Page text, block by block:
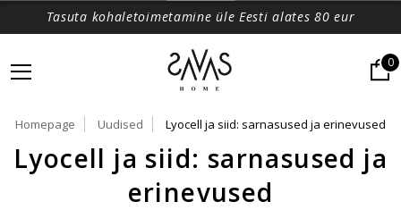
Tasuta kohaletoimetamine üle Eesti alates 80 eur
0
Homepage Uudised Lyocell ja siid: sarnasused ja erinevused
Lyocell ja siid: sarnasused ja
erinevused